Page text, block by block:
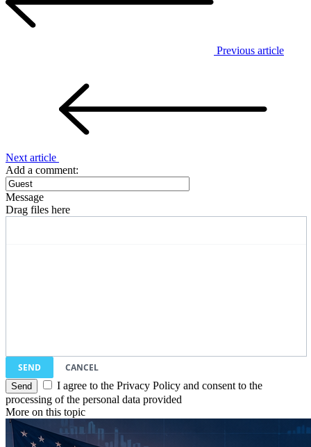
Previous article
Next article
Add a comment:
Message
Drag files here
SEND
CANCEL
I agree to the Privacy Policy and consent to the
processing of the personal data provided
More on this topic